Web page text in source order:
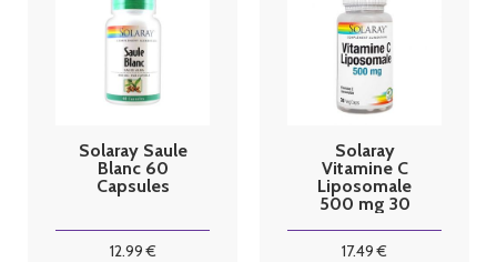
Solaray Saule
Blanc 60
Capsules
12.99€
Solaray
Vitamine C
Liposomale
500 mg 30
17.49 €